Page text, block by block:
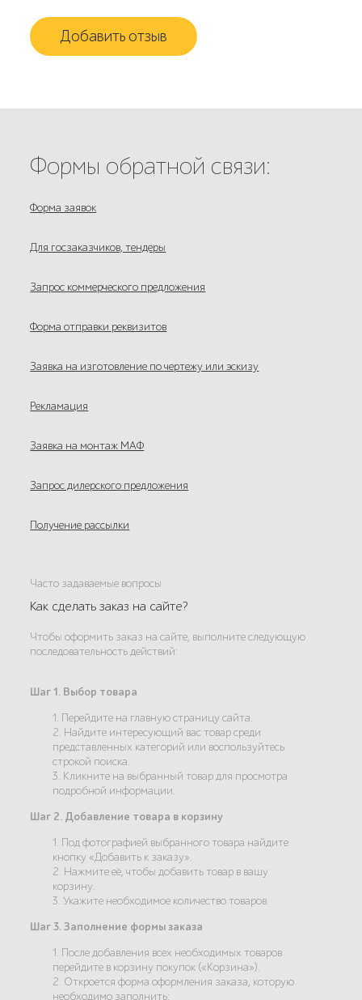
Добавить отзыв
Формы обратной связи:
Форма заявок
Для госзаказчиков, тендеры
Запрос коммерческого предложения
Форма отправки реквизитов
Заявка на изготовление по чертежу или эскизу
Рекламация
Заявка на монтаж МАФ
Запрос дилерского предложения
Получение рассылки
Часто задаваемые вопросы
Как сделать заказ на сайте?
Чтобы оформить заказ на сайте, выполните следующую
последовательность действий:
Шаг 1. Выбор товара
1. Перейдите на главную страницу сайта.
2. Найдите интересующий вас товар среди
представленных категорий или воспользуйтесь
строкой поиска.
3. Кликните на выбранный товар для просмотра
подробной информации.
Шаг 2. Добавление товара в корзину
1. Под фотографией выбранного товара найдите
кнопку «Добавить к заказу».
2. Нажмите её, чтобы добавить товар в вашу
корзину.
3. Укажите необходимое количество товаров.
Шаг 3. Заполнение формы заказа
1. После добавления всех необходимых товаров
перейдите в корзину покупок («Корзина»).
2. Откроется форма оформления заказа, которую
необходимо заполнить: